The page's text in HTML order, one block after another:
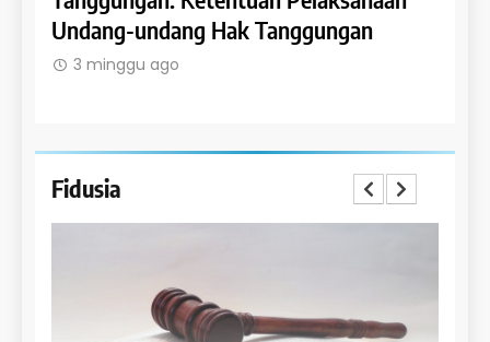
Undang-undang Hak Tanggungan
3 minggu ago
Fidusia